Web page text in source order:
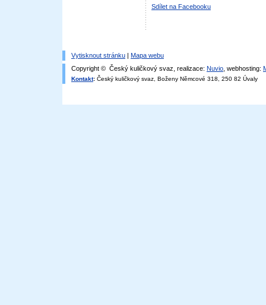
Sdílet na Facebooku
Vytisknout stránku | Mapa webu
Copyright © Český kuličkový svaz, realizace: Nuvio , webhosting:
Kontakt: Český kuličkový svaz, Boženy Němcové 318, 250 82 Úvaly